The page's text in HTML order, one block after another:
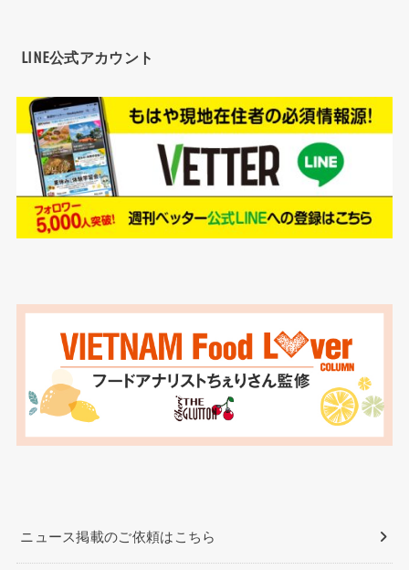
LINE公式アカウント
ニュース掲載のご依頼はこちら